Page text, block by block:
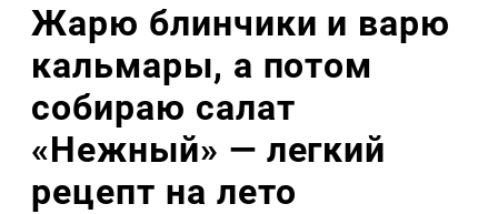
Жарю блинчики и варю
кальмары, а потом
собираю салат
«Нежный» — легкий
рецепт на лето